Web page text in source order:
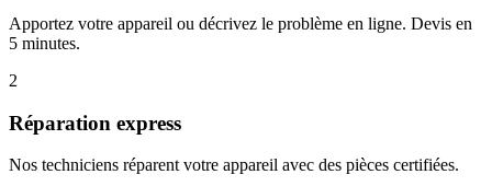
Apportez votre appareil ou décrivez le problème en ligne. Devis en
5 minutes.
2
Réparation express
Nos techniciens réparent votre appareil avec des pièces certifiées.